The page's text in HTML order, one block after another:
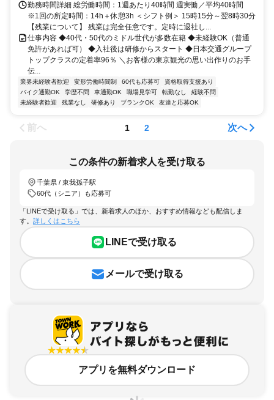
勤務時間詳細 総労働時間：1週あたり40時間 週実働／平均40時間
※1回の所定時間：14h＋休憩3h ＜シフト例＞ 15時15分～翌8時30分
【残業について】 残業は完全任意です。定時に退社し...
仕事内容 ◆40代・50代のミドル世代が多数在籍 ◆未経験OK（普通
免許があれば可） ◆入社後は研修からスタート ◆日本交通グループ
トップクラスの定着率96％ ＼お客様の東京観光の思い出作りのお手
伝...
業界未経験者歓迎 変形労働時間制 60代も応募可
資格取得支援あり
バイク通勤OK
学歴不問 車通勤OK 職場見学可 転勤なし
経験不問
未経験者歓迎
残業なし 研修あり ブランクOK 友達と応募OK
前へ 1 2 次へ
この条件の新着求人を受け取る
千葉県 / 東我孫子駅
60代（シニア）も応募可
「LINEで受け取る」では、新着求人のほか、おすすめ情報なども配信しま
す。 詳しくはこちら
LINEで受け取る
メールで受け取る
アプリを無料ダウンロード